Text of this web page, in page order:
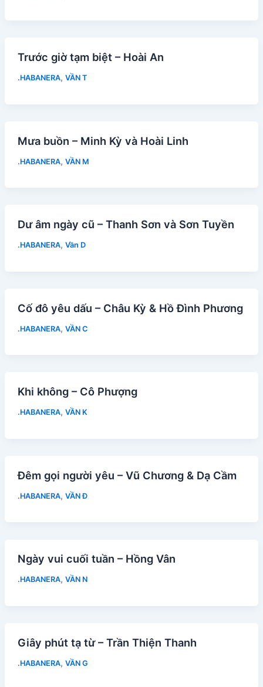
Trước giờ tạm biệt – Hoài An
.HABANERA, VẦN T
Mưa buồn – Minh Kỳ và Hoài Linh
.HABANERA, VẦN M
Dư âm ngày cũ – Thanh Sơn và Sơn Tuyền
.HABANERA, Vần D
Cố đô yêu dấu – Châu Kỳ & Hồ Đình Phương
.HABANERA, VẦN C
Khi không – Cô Phượng
.HABANERA, VẦN K
Đêm gọi người yêu – Vũ Chương & Dạ Cầm
.HABANERA, VẦN Đ
Ngày vui cuối tuần – Hồng Vân
.HABANERA, VẦN N
Giây phút tạ từ – Trần Thiện Thanh
.HABANERA, VẦN G